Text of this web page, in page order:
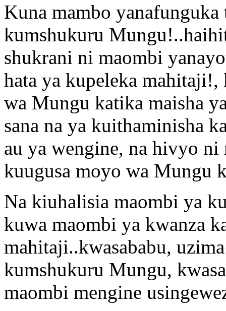
Kuna mambo yanafunguka
kumshukuru
shukrani ni maombi
hata ya kupeleka mahitaji!,
wa Mungu katika maisha
sana na ya kuithaminisha
au ya wengine, na hivyo ni
kuugusa moyo wa
Na kiuhalisia maombi ya
kuwa maombi ya kwanza
mahitaji..kwasababu,
kumshukuru Mungu,
maombi mengine